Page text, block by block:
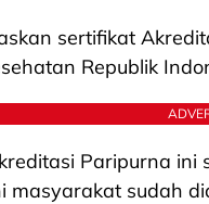
sertifikat
Republik
Paripurna
masyarakat sudah